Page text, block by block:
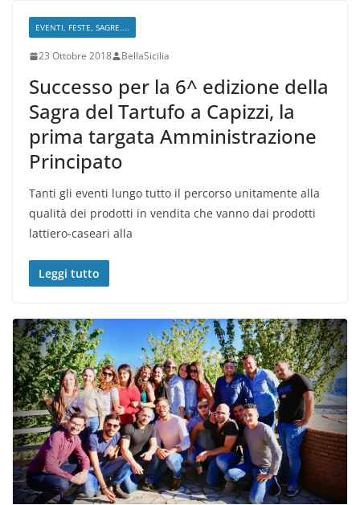
EVENTI, FESTE, SAGRE....
23 Ottobre 2018 BellaSicilia
Successo per la 6^ edizione della
Sagra del Tartufo a Capizzi, la
prima targata Amministrazione
Principato
Tanti gli eventi lungo tutto il percorso unitamente alla
qualità dei prodotti in vendita che vanno dai prodotti
lattiero-caseari alla
Leggi tutto